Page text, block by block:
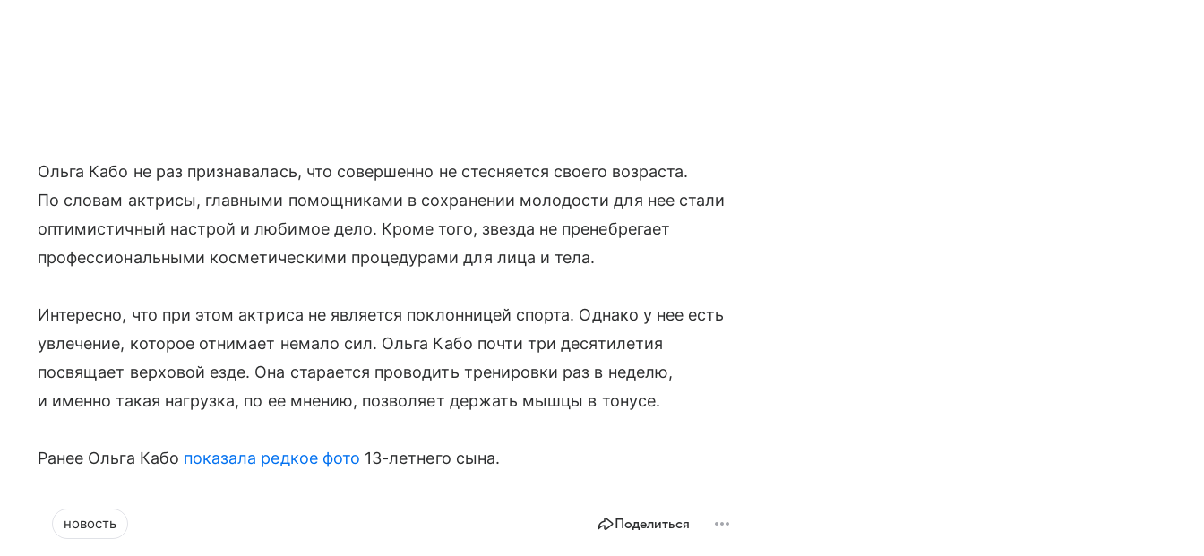
Ольга Кабо не раз признавалась, что совершенно не стесняется своего возраста.
По словам актрисы, главными помощниками в сохранении молодости для нее стали
оптимистичный настрой и любимое дело. Кроме того, звезда не пренебрегает
профессиональными косметическими процедурами для лица и тела.
Интересно, что при этом актриса не является поклонницей спорта. Однако у нее есть
увлечение, которое отнимает немало сил. Ольга Кабо почти три десятилетия
посвящает верховой езде. Она старается проводить тренировки раз в неделю,
и именно такая нагрузка, по ее мнению, позволяет держать мышцы в тонусе.
Ранее Ольга Кабо показала редкое фото 13-летнего сына.
новость Поделиться